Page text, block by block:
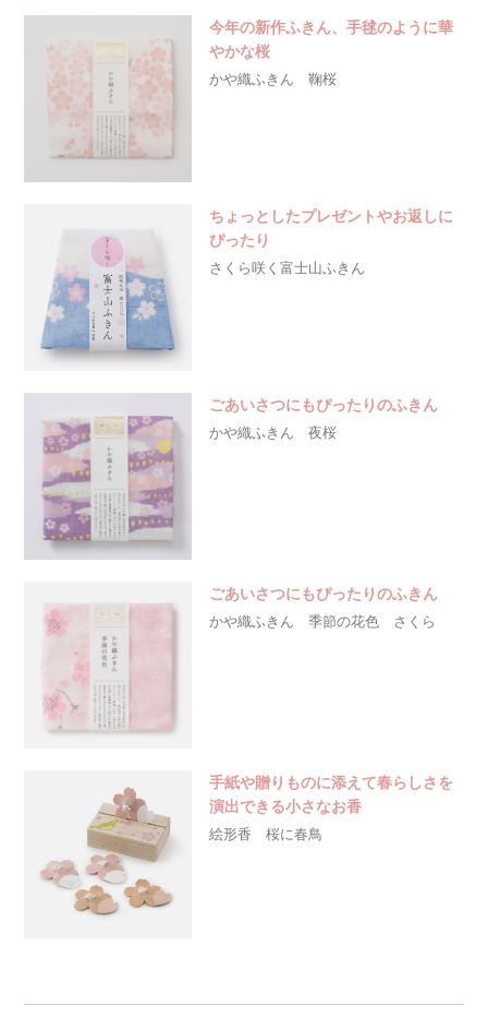
今年の新作ふきん、手毬のように華
やかな桜
かや織ふきん 鞠桜
ちょっとしたプレゼントやお返しに
ぴったり
さくら咲く富士山ふきん
ごあいさつにもぴったりのふきん
かや織ふきん 夜桜
ごあいさつにもぴったりのふきん
かや織ふきん 季節の花色 さくら
手紙や贈りものに添えて春らしさを
演出できる小さなお香
絵形香 桜に春鳥